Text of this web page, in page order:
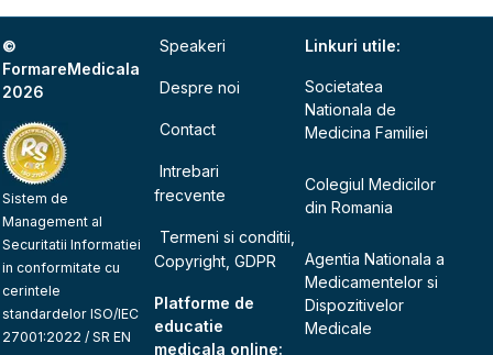
©
FormareMedicala
2026
Sistem de
Management al
Securitatii Informatiei
in conformitate cu
cerintele
standardelor ISO/IEC
27001:2022 / SR EN
Speakeri
Despre noi
Contact
Intrebari
frecvente
Termeni si conditii,
Copyright, GDPR
Platforme de
educatie
medicala online:
Linkuri utile:
Societatea
Nationala de
Medicina Familiei
Colegiul Medicilor
din Romania
Agentia Nationala a
Medicamentelor si
Dispozitivelor
Medicale